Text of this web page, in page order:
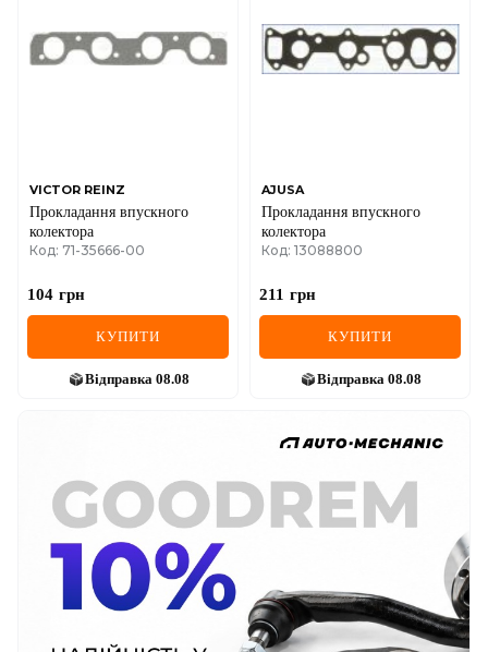
VICTOR REINZ
Прокладання впускного
колектора
Код: 71-35666-00
104 грн
КУПИТИ
Відправка 08.08
AJUSA
Прокладання впускного
колектора
Код: 13088800
211 грн
КУПИТИ
Відправка 08.08